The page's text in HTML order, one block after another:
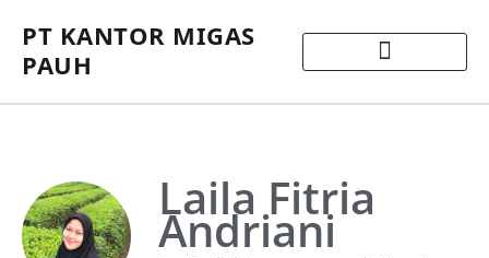
PT KANTOR MIGAS
PAUH
Laila Fitria
Andriani